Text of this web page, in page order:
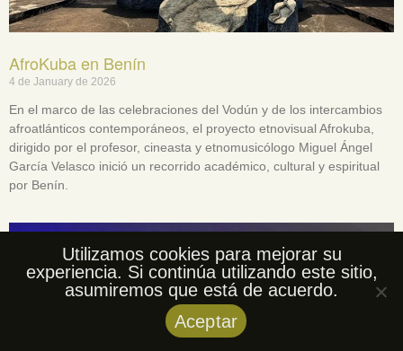
AfroKuba en Benín
4 de January de 2026
En el marco de las celebraciones del Vodún y de los intercambios
afroatlánticos contemporáneos, el proyecto etnovisual Afrokuba,
dirigido por el profesor, cineasta y etnomusicólogo Miguel Ángel
García Velasco inició un recorrido académico, cultural y espiritual
por Benín.
Utilizamos cookies para mejorar su
experiencia. Si continúa utilizando este sitio,
asumiremos que está de acuerdo.
Aceptar